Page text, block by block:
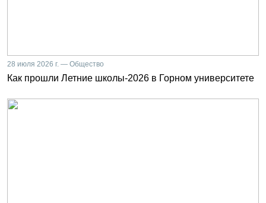
28 июля 2026 г. — Общество
Как прошли Летние школы-2026 в Горном университете